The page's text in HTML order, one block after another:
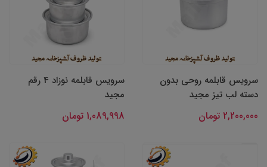
سرویس قابلمه روحی بدون
دسته لب تیز مجید
2,200,000 تومان
سرویس قابلمه نوزاد 4 رقم
مجید
1,089,998 تومان